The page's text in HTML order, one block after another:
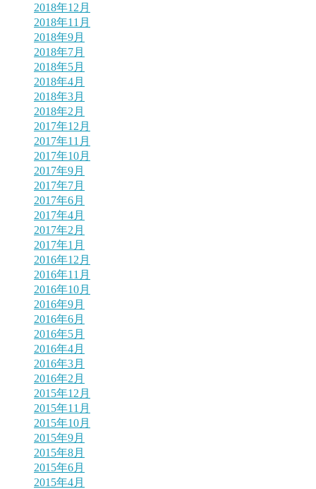
2018年12月
2018年11月
2018年9月
2018年7月
2018年5月
2018年4月
2018年3月
2018年2月
2017年12月
2017年11月
2017年10月
2017年9月
2017年7月
2017年6月
2017年4月
2017年2月
2017年1月
2016年12月
2016年11月
2016年10月
2016年9月
2016年6月
2016年5月
2016年4月
2016年3月
2016年2月
2015年12月
2015年11月
2015年10月
2015年9月
2015年8月
2015年6月
2015年4月